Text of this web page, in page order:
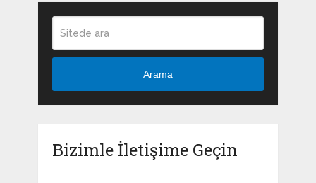
Arama
Bizimle İletişime Geçin